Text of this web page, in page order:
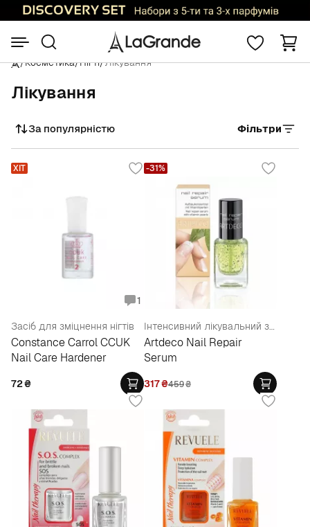
/Косметика/Нігті/Лікування
Лікування
Сортувати
За популярністю Фільтри
1
Засіб для зміцнення нігтів
Constance Carrol CCUK
Nail Care Hardener
72₴
ХІТ
Інтенсивний лікувальний засіб з вітамінами для сухих та ламких нігтів
Artdeco Nail Repair
Serum
317₴459₴
-31%